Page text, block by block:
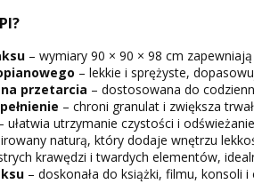
– wymiary 90 × 90 × 98 cm
– lekkie i sprężyste,
przetarcia – dostosowana do
– chroni granulat i zwiększa
ułatwia utrzymanie czystości i
naturą, który dodaje wnętrzu
krawędzi i twardych elementów,
– doskonała do książki, filmu, konsoli i